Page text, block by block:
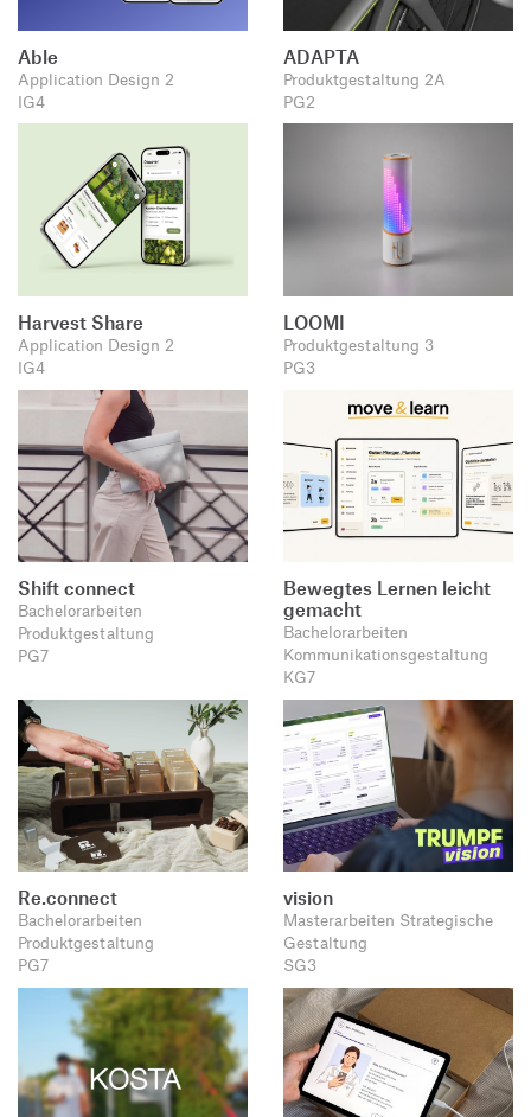
Able
Application Design 2
IG4
ADAPTA
Produktgestaltung 2A
PG2
Harvest Share
Application Design 2
IG4
LOOMI
Produktgestaltung 3
PG3
Shift connect
Bachelorarbeiten
Produktgestaltung
PG7
Bewegtes Lernen leicht
gemacht
Bachelorarbeiten
Kommunikationsgestaltung
KG7
Re.connect
Bachelorarbeiten
Produktgestaltung
PG7
vision
Masterarbeiten Strategische
Gestaltung
SG3